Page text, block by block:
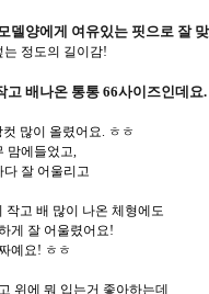
델양에게 여유있는 핏으로 잘
는 정도의 길이감!
고 배나온 통통 66사이즈인데요.
많이 올렸어요. ㅎㅎ
맘에들었고,
다 잘 어울리고
작고 배 많이 나온 체형에도
게 잘 어울렸어요!
예요! ㅎㅎ
위에 뭐 입는거 좋아하는데